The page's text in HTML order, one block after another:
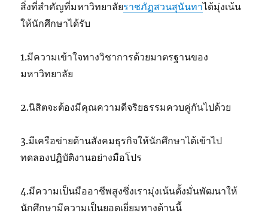
สิ่งที่สำคัญที่มหาวิทยาลัยราชภัฏสวนสุนันทาได้มุ่งเน้น
ให้นักศึกษาได้รับ
1.มีความเข้าใจทางวิชาการด้วยมาตรฐานของ
มหาวิทยาลัย
2.นิสิตจะต้องมีคุณความดีจริยธรรมควบคู่กันไปด้วย
3.มีเครือข่ายด้านสังคมธุรกิจให้นักศึกษาได้เข้าไป
ทดลองปฏิบัติงานอย่างมือโปร
4.มีความเป็นมืออาชีพสูงซึ่งเรามุ่งเน้นตั้งมั่นพัฒนาให้
นักศึกษามีความเป็นยอดเยี่ยมทางด้านนี้